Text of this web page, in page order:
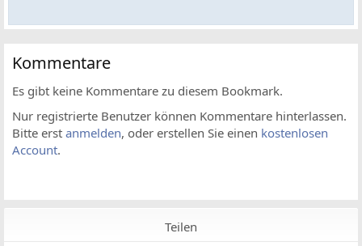
Kommentare
Es gibt keine Kommentare zu diesem Bookmark.
Nur registrierte Benutzer können Kommentare hinterlassen.
Bitte erst anmelden, oder erstellen Sie einen kostenlosen
Account.
Teilen